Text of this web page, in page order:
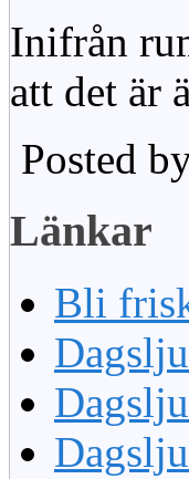
Inifrån
att det är
Posted
Länkar
Bli